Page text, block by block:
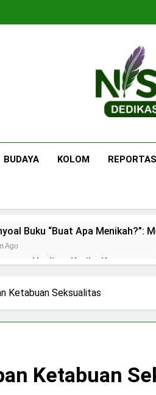
BUDAYA KOLOM
Buku “Buat Apa Menikah?”:
Ago
Healing: Ketika
Prinsip di Tengah Arus
Jazil dan Inspirasi Perempuan
Ketabuan Seksualitas
Ketabuan